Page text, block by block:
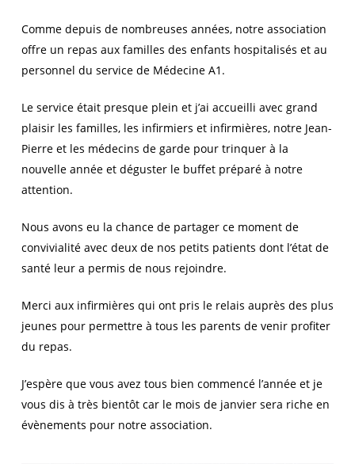
Comme depuis de nombreuses années, notre association
offre un repas aux familles des enfants hospitalisés et au
personnel du service de Médecine A1.
Le service était presque plein et j’ai accueilli avec grand
plaisir les familles, les infirmiers et infirmières, notre Jean-
Pierre et les médecins de garde pour trinquer à la
nouvelle année et déguster le buffet préparé à notre
attention.
Nous avons eu la chance de partager ce moment de
convivialité avec deux de nos petits patients dont l’état de
santé leur a permis de nous rejoindre.
Merci aux infirmières qui ont pris le relais auprès des plus
jeunes pour permettre à tous les parents de venir profiter
du repas.
J’espère que vous avez tous bien commencé l’année et je
vous dis à très bientôt car le mois de janvier sera riche en
évènements pour notre association.